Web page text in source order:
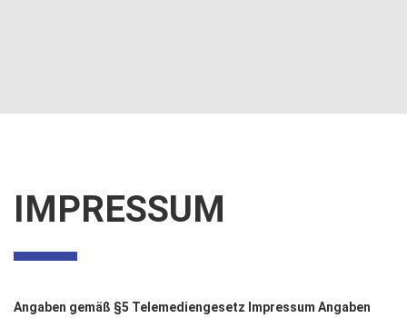
IMPRESSUM
Angaben gemäß §5 Telemediengesetz Impressum Angaben